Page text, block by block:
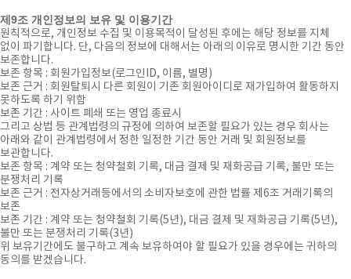
제9조 개인정보의 보유 및 이용기간
원칙적으로, 개인정보 수집 및 이용목적이 달성된 후에는 해당 정보를 지체
없이 파기합니다. 단, 다음의 정보에 대해서는 아래의 이유로 명시한 기간 동안
보존합니다.
보존 항목 : 회원가입정보(로그인ID, 이름, 별명)
보존 근거 : 회원탈퇴시 다른 회원이 기존 회원아이디로 재가입하여 활동하지
못하도록 하기 위함
보존 기간 : 사이트 폐쇄 또는 영업 종료시
그리고 상법 등 관계법령의 규정에 의하여 보존할 필요가 있는 경우 회사는
아래와 같이 관계법령에서 정한 일정한 기간 동안 거래 및 회원정보를
보관합니다.
보존 항목 : 계약 또는 청약철회 기록, 대금 결제 및 재화공급 기록, 불만 또는
분쟁처리 기록
보존 근거 : 전자상거래등에서의 소비자보호에 관한 법률 제6조 거래기록의
보존
보존 기간 : 계약 또는 청약철회 기록(5년), 대금 결제 및 재화공급 기록(5년),
불만 또는 분쟁처리 기록(3년)
위 보유기간에도 불구하고 계속 보유하여야 할 필요가 있을 경우에는 귀하의
동의를 받겠습니다.